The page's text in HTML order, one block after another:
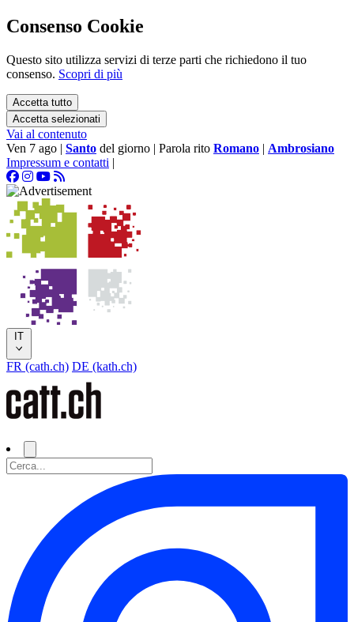
Consenso Cookie
Questo sito utilizza servizi di terze parti che richiedono il tuo
consenso. Scopri di più
Accetta tutto
Accetta selezionati
Vai al contenuto
Ven 7 ago | Santo del giorno | Parola rito Romano | Ambrosiano
Impressum e contatti |
IT
FR (cath.ch) DE (kath.ch)